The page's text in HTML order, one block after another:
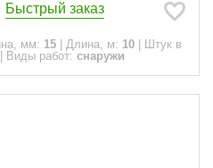
Быстрый заказ
мм: 15 Длина, м: 10
Штук в
Виды работ: снаружи